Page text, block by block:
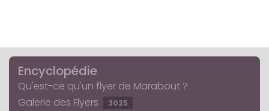
Encyclopédie
Qu'est-ce qu'un flyer de Marabout ?
Galerie des Flyers
3025